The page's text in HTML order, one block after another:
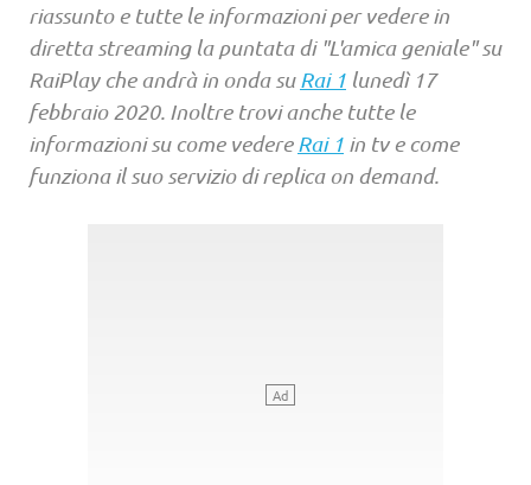
riassunto e tutte le informazioni per vedere in
diretta streaming la puntata di "L'amica geniale" su
RaiPlay che andrà in onda suRai 1 lunedì 17
febbraio 2020. Inoltre trovi anche tutte le
informazioni su come vedereRai 1 in tv e come
funziona il suo servizio di replica on demand.